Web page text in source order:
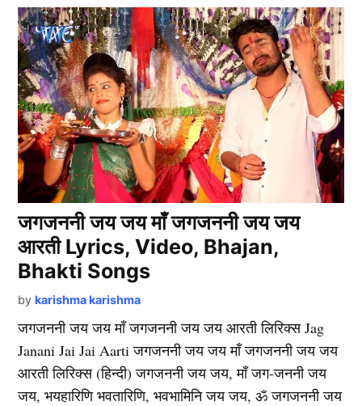
जगजननी जय जय माँ जगजननी जय जय
आरती Lyrics, Video, Bhajan,
Bhakti Songs
by karishma karishma
जगजननी जय जय माँ जगजननी जय जय आरती लिरिक्स Jag
Janani Jai Jai Aarti जगजननी जय जय माँ जगजननी जय जय
आरती लिरिक्स (हिन्दी) जगजननी जय जय, माँ जग-जननी जय
जय, भयहारिणि भवतारिणि, भवभामिनि जय जय, ॐ जगजननी जय